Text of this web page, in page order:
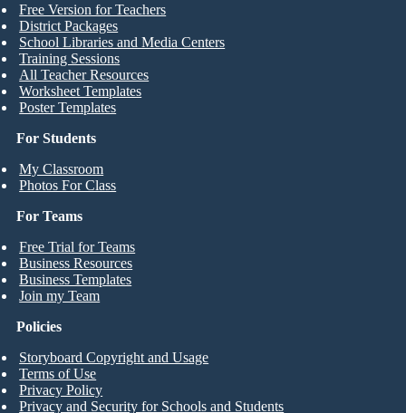
For Students
My Classroom
Photos For Class
Free Version for Teachers
District Packages
School Libraries and Media Centers
Training Sessions
All Teacher Resources
Worksheet Templates
Poster Templates
For Teams
Free Trial for Teams
Business Resources
Business Templates
Join my Team
Policies
Storyboard Copyright and Usage
Terms of Use
Privacy Policy
Privacy and Security for Schools and Students